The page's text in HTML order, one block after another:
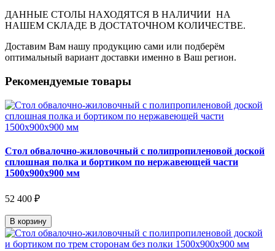
ДАННЫЕ СТОЛЫ НАХОДЯТСЯ В НАЛИЧИИ НА
НАШЕМ СКЛАДЕ В ДОСТАТОЧНОМ КОЛИЧЕСТВЕ.
Доставим Вам нашу продукцию сами или подберём
оптимальный вариант доставки именно в Ваш регион.
Рекомендуемые товары
Стол обвалочно-жиловочный с полипропиленовой доской
сплошная полка и бортиком по нержавеющей части
1500х900х900 мм
52 400 ₽
В корзину